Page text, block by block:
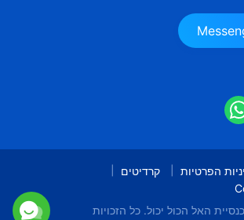
הפרטיות
קרדיטים
כנסיית האל הכול יכול. כל הזכויות